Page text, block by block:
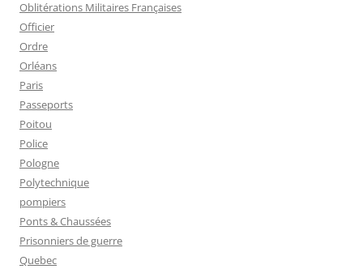
Oblitérations Militaires Françaises
Officier
Ordre
Orléans
Paris
Passeports
Poitou
Police
Pologne
Polytechnique
pompiers
Ponts & Chaussées
Prisonniers de guerre
Quebec